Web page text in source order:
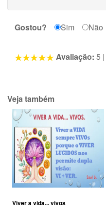
Gostou? Sim Não
Avaliação: 5 |
Veja também
Viver a vida... vivos